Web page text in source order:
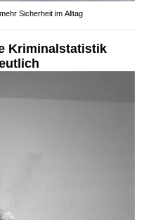
Sicherheit im Alltag
Kriminalstatistik